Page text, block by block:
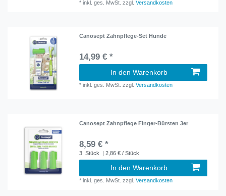
*inkl. ges. MwSt. zzgl.Versandkosten
Canosept Zahnpflege-Set Hunde
14,99 € *
In den Warenkorb
*inkl. ges. MwSt. zzgl.Versandkosten
Canosept Zahnpflege Finger-Bürsten 3er
8,59 € *
3 Stück | 2,86 € / Stück
In den Warenkorb
*inkl. ges. MwSt. zzgl.Versandkosten